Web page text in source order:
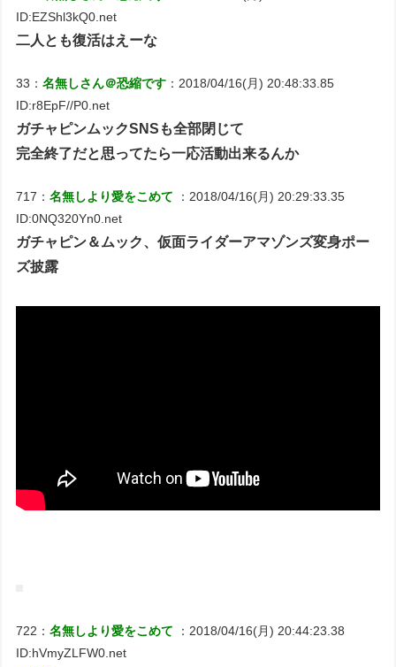
ID:EZShl3kQ0.net
二人とも復活はえーな
33：名無しさん＠恐縮です ：2018/04/16(月) 20:48:33.85
ID:r8EpF//P0.net
ガチャピンムックSNSも全部閉じて
完全終了だと思ってたら一応活動出来るんか
717：名無しより愛をこめて
：2018/04/16(月) 20:29:33.35
ID:0NQ320Yn0.net
ガチャピン＆ムック、仮面ライダーアマゾンズ変身ポー
ズ披露
722：名無しより愛をこめて
：2018/04/16(月) 20:44:23.38
ID:hVmyZLFW0.net